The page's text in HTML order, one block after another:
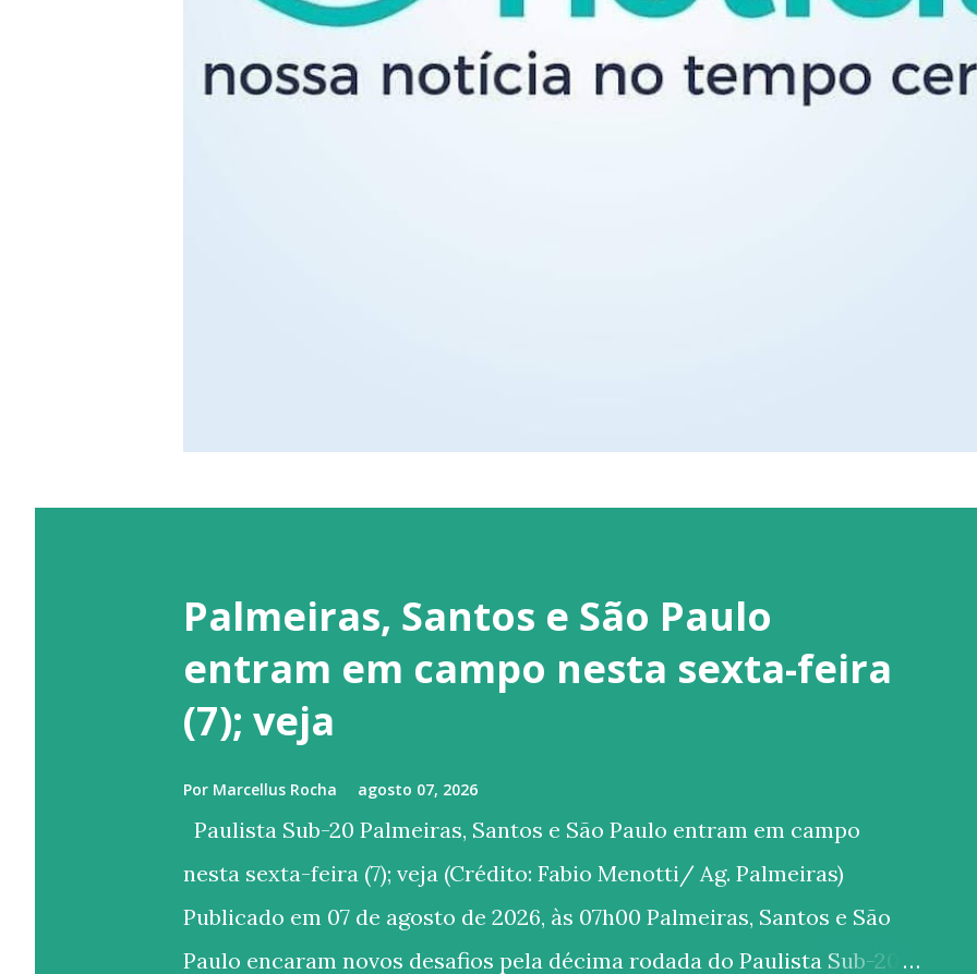
Palmeiras, Santos e São Paulo
entram em campo nesta sexta-feira
(7); veja
Por Marcellus Rocha agosto 07, 2026
Paulista Sub-20 Palmeiras, Santos e São Paulo entram em campo
nesta sexta-feira (7); veja (Crédito: Fabio Menotti/ Ag. Palmeiras)
Publicado em 07 de agosto de 2026, às 07h00 Palmeiras, Santos e São
Paulo encaram novos desafios pela décima rodada do Paulista Sub-20